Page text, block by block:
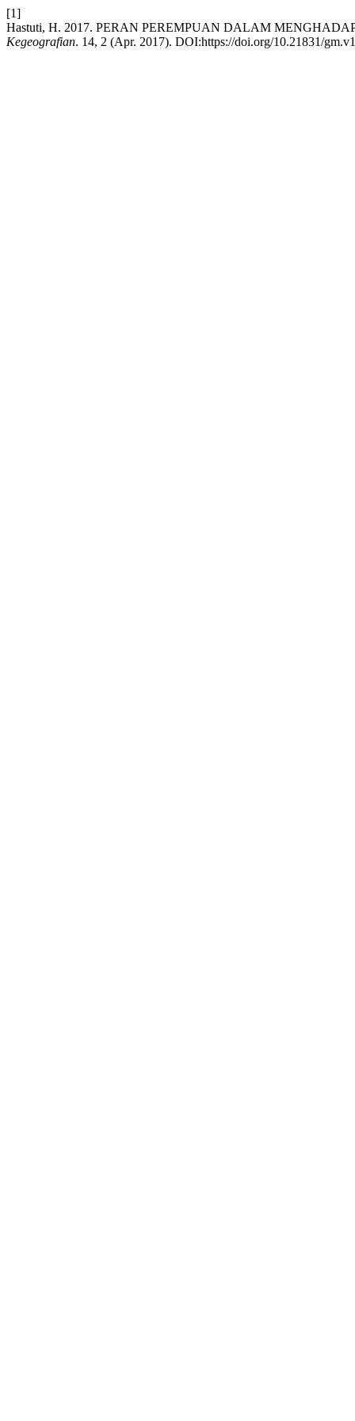
[1]
Hastuti, H. 2017. PERAN PEREMPUAN DALAM
Kegeografian. 14, 2 (Apr. 2017). DOI:https://doi.org/10.21831/